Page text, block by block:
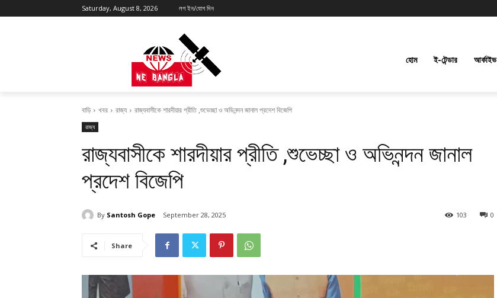
Saturday, August 8, 2026 লগ ইন/যোগ দিন
হোম ই-টেন্ডার আর্কাইভ
বাড়ি খবর রাজ্য রাজ্যবাসীকে শারদীয়ার প্রীতি ,শুভেচ্ছা ও অভিনন্দন জানাল প্রদেশ বিজেপি
রাজ্য
রাজ্যবাসীকে শারদীয়ার প্রীতি ,শুভেচ্ছা ও অভিনন্দন জানাল
প্রদেশ বিজেপি
By Santosh Gope September 28, 2025 0
103
Share